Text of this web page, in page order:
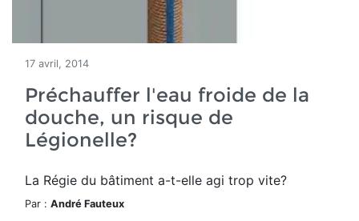
17 avril, 2014
Préchauffer l'eau froide de la
douche, un risque de
Légionelle?
La Régie du bâtiment a-t-elle agi trop vite?
Par : André Fauteux